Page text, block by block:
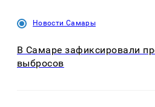
Новости Самары
В Самаре зафиксировали
выбросов